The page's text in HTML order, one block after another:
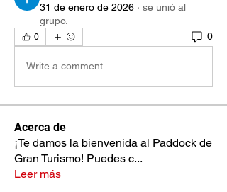
31 de enero de 2026 · se unió al
grupo.
0 0
Write a comment...
Acerca de
¡Te damos la bienvenida al Paddock de
Gran Turismo! Puedes c...
Leer más